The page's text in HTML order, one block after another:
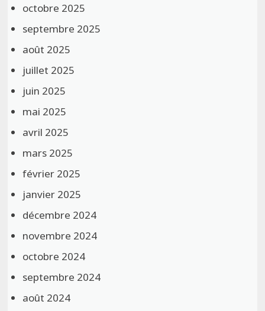
octobre 2025
septembre 2025
août 2025
juillet 2025
juin 2025
mai 2025
avril 2025
mars 2025
février 2025
janvier 2025
décembre 2024
novembre 2024
octobre 2024
septembre 2024
août 2024